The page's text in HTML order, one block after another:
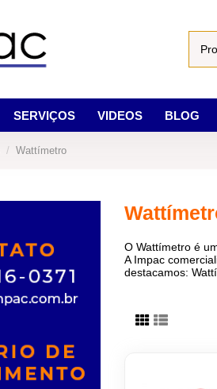
SERVIÇOS VIDEOS BLOG
Wattímetro
O Wattímetro é
A Impac
destacamos: